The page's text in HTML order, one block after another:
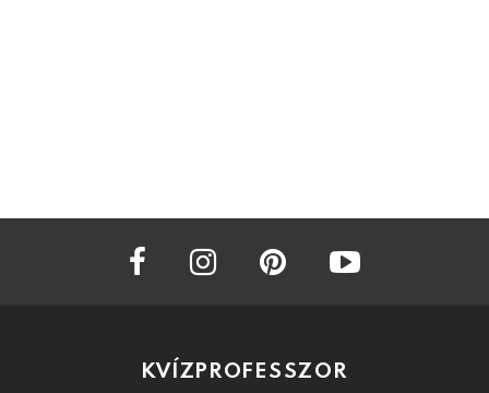
facebook instagram
KVÍZPROFESSZOR